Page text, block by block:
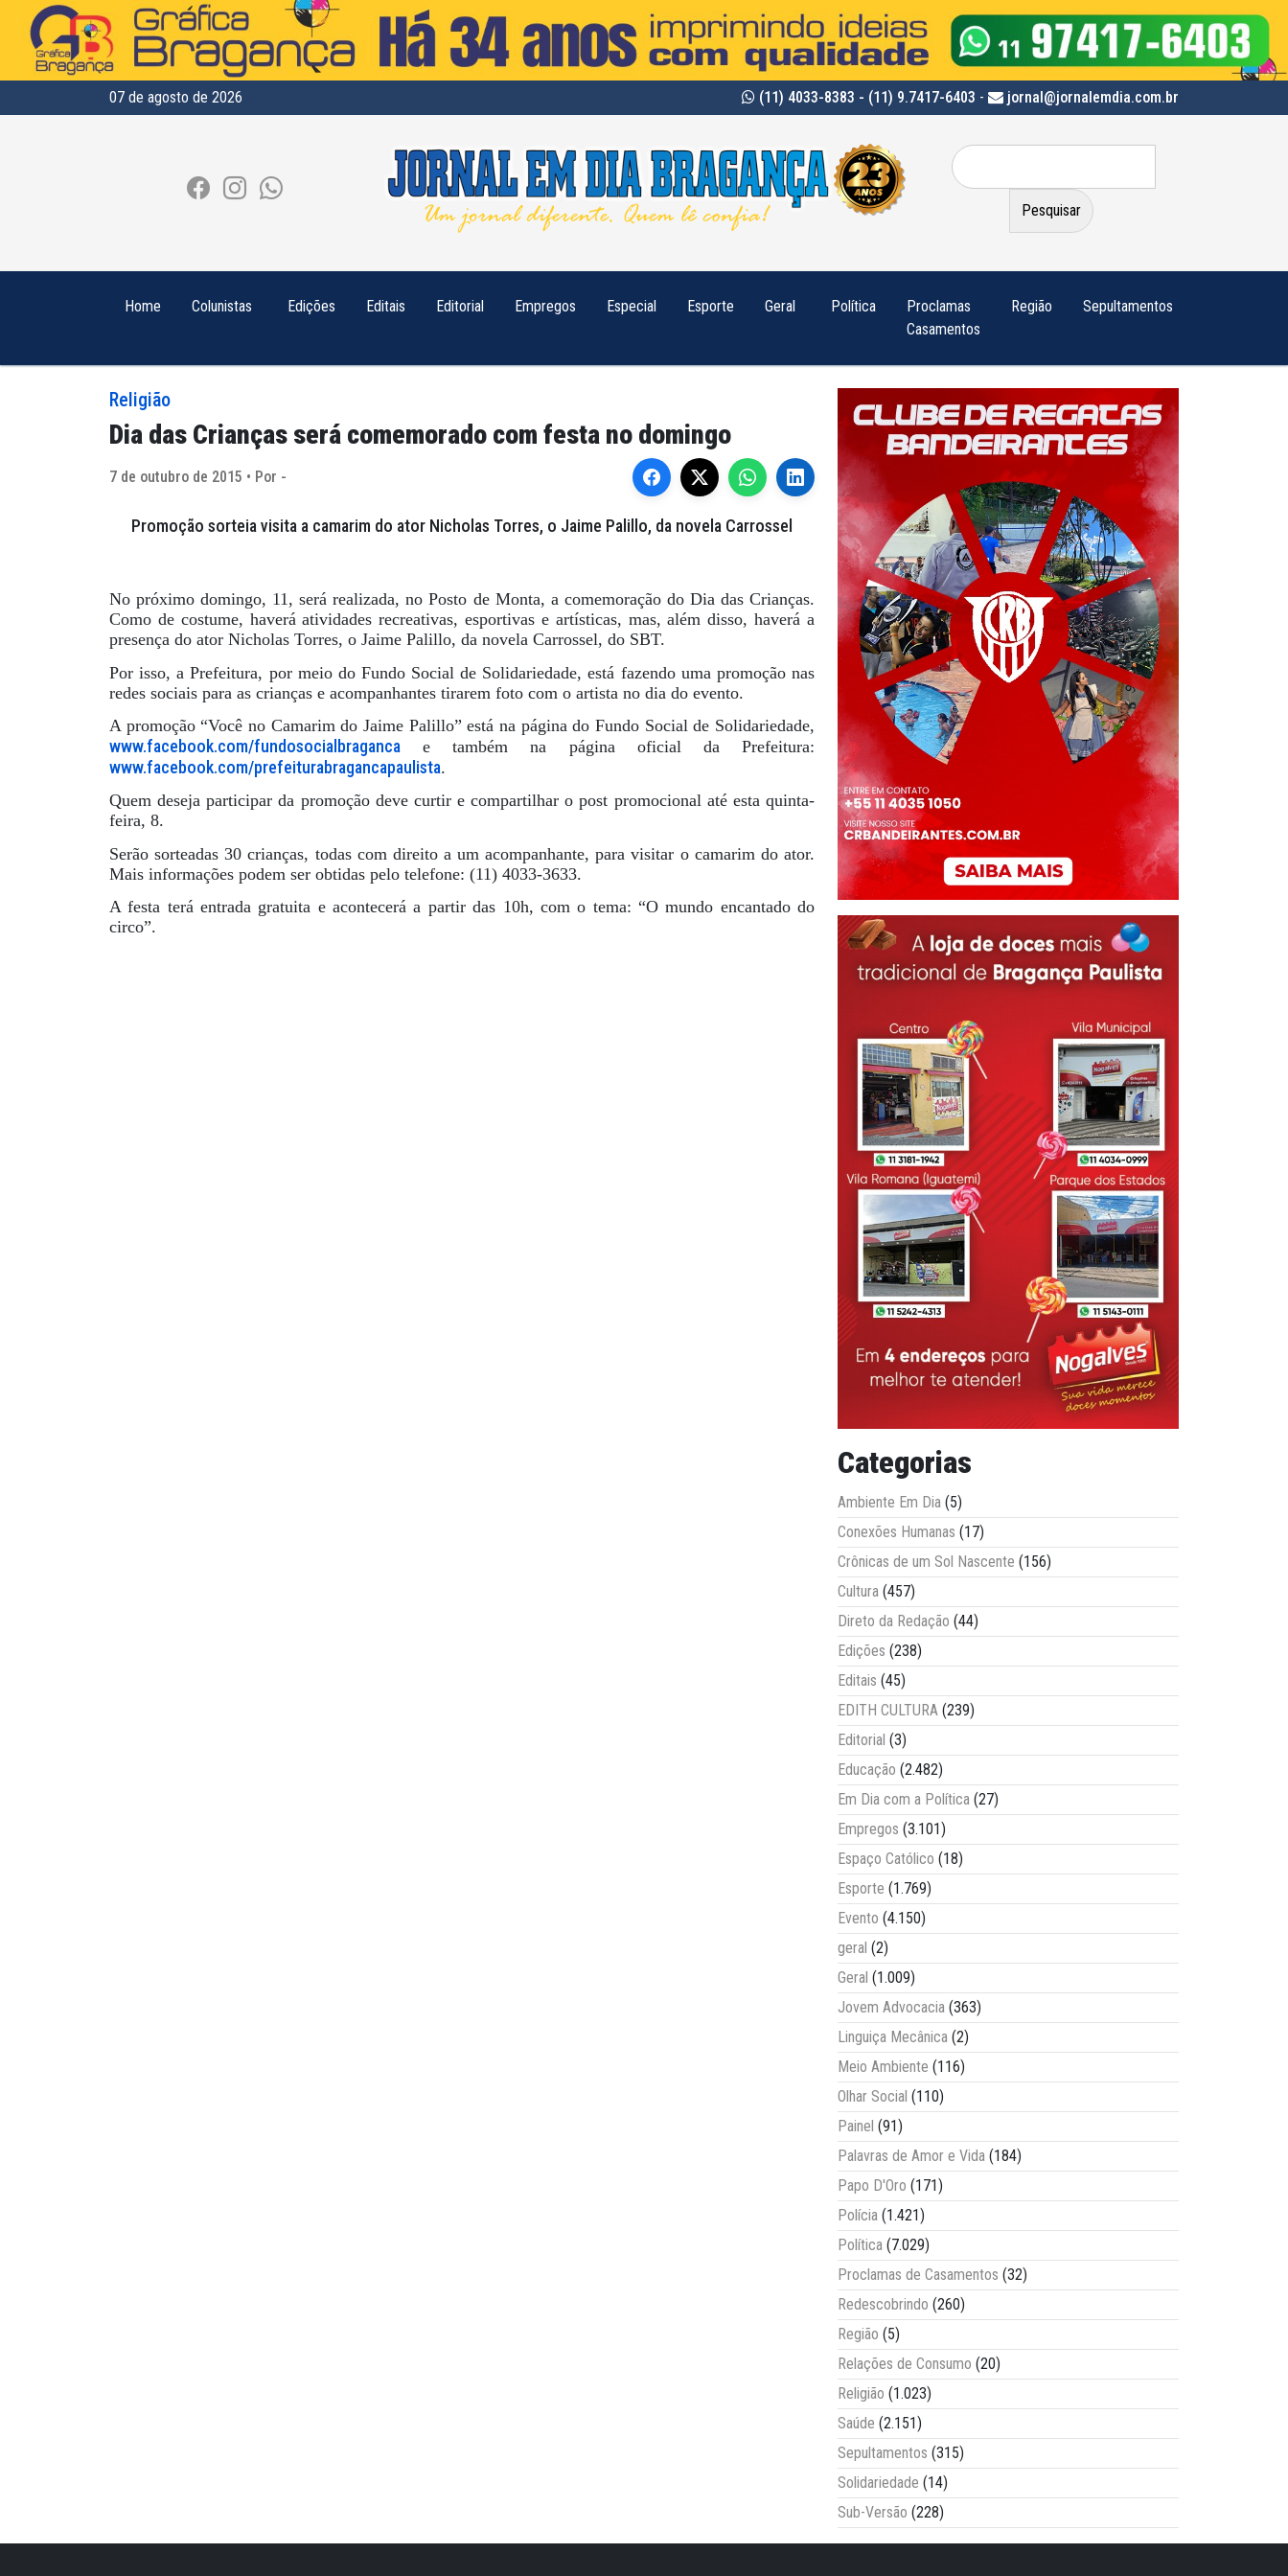
07 de agosto de 2026 (11) 4033-8383 - (11) 9.7417-6403 - jornal@jornalemdia.com.br
Pesquisar
por:
Home Colunistas Edições Editais Editorial Empregos Especial Esporte Geral Política
Proclamas
Casamentos
Região Sepultamentos
Religião
Dia das Crianças será comemorado com festa no domingo
7 de outubro de 2015 • Por -
Promoção sorteia visita a camarim do ator Nicholas Torres, o Jaime Palillo, da novela Carrossel
No próximo domingo, 11, será realizada, no Posto de Monta, a comemoração do Dia das Crianças.
Como de costume, haverá atividades recreativas, esportivas e artísticas, mas, além disso, haverá a
presença do ator Nicholas Torres, o Jaime Palillo, da novela Carrossel, do SBT.
Por isso, a Prefeitura, por meio do Fundo Social de Solidariedade, está fazendo uma promoção nas
redes sociais para as crianças e acompanhantes tirarem foto com o artista no dia do evento.
A promoção “Você no Camarim do Jaime Palillo” está na página do Fundo Social de Solidariedade,
www.facebook.com/fundosocialbraganca e também na página oficial da Prefeitura:
www.facebook.com/prefeiturabragancapaulista.
Quem deseja participar da promoção deve curtir e compartilhar o post promocional até esta quinta-
feira, 8.
Serão sorteadas 30 crianças, todas com direito a um acompanhante, para visitar o camarim do ator.
Mais informações podem ser obtidas pelo telefone: (11) 4033-3633.
A festa terá entrada gratuita e acontecerá a partir das 10h, com o tema: “O mundo encantado do
circo”.
Categorias
Ambiente Em Dia (5)
Conexões Humanas (17)
Crônicas de um Sol Nascente (156)
Cultura (457)
Direto da Redação (44)
Edições (238)
Editais (45)
EDITH CULTURA (239)
Editorial (3)
Educação (2.482)
Em Dia com a Política (27)
Empregos (3.101)
Espaço Católico (18)
Esporte (1.769)
Evento (4.150)
geral (2)
Geral (1.009)
Jovem Advocacia (363)
Linguiça Mecânica (2)
Meio Ambiente (116)
Olhar Social (110)
Painel (91)
Palavras de Amor e Vida (184)
Papo D'Oro (171)
Polícia (1.421)
Política (7.029)
Proclamas de Casamentos (32)
Redescobrindo (260)
Região (5)
Relações de Consumo (20)
Religião (1.023)
Saúde (2.151)
Sepultamentos (315)
Solidariedade (14)
Sub-Versão (228)